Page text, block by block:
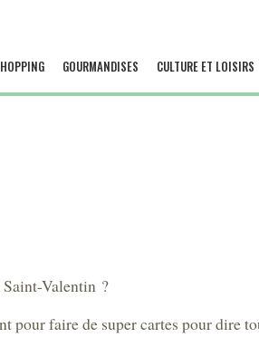
GOURMANDISES CULTURE ET LOISIRS
Saint-Valentin ?
pour faire de super cartes pour dire